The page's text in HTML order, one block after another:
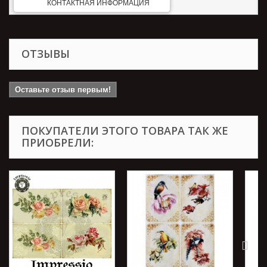
КОНТАКТНАЯ ИНФОРМАЦИЯ
ОТЗЫВЫ
Оставьте отзыв первым!
ПОКУПАТЕЛИ ЭТОГО ТОВАРА ТАК ЖЕ
ПРИОБРЕЛИ: